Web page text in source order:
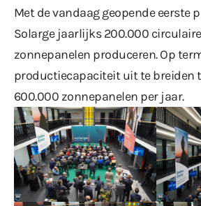
Met de vandaag geopende eerste
Solarge jaarlijks 200.000
zonnepanelen produceren. Op
productiecapaciteit uit te breiden
600.000 zonnepanelen per jaar.